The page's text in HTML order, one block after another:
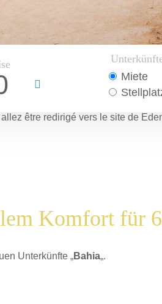
Miete
être redirigé vers le site de
Komfort für 6
Unterkünfte „Bahia„.